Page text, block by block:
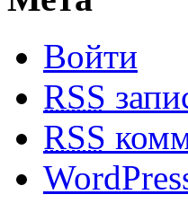
Войти
RSS
RSS